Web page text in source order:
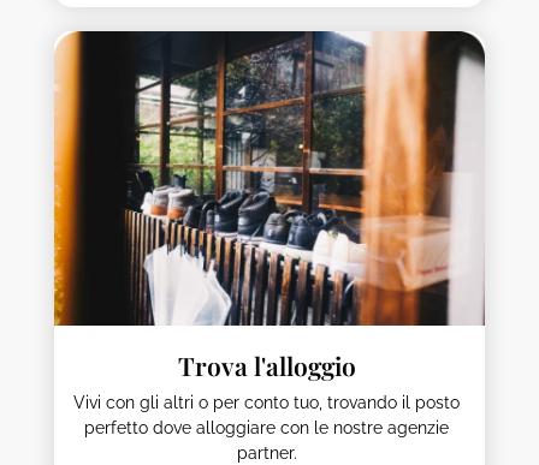
Trova l'alloggio
Vivi con gli altri o per conto tuo, trovando il posto
perfetto dove alloggiare con le nostre agenzie
partner.